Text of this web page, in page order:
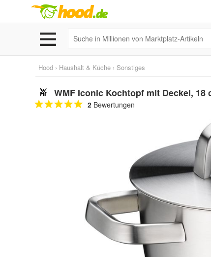
Hood › Haushalt & Küche › Sonstiges
WMF Iconic Kochtopf mit Deckel, 18
2 Bewertungen